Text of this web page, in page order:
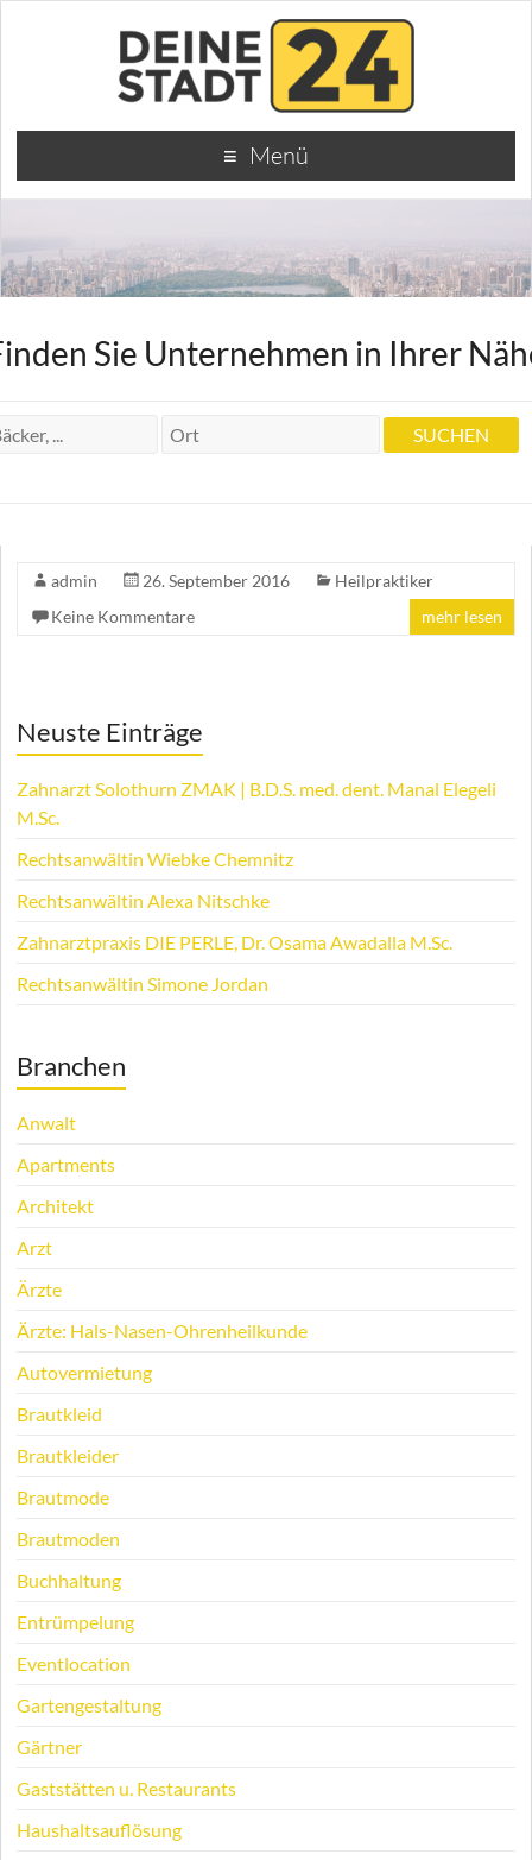
Menü
Sie Unternehmen in Ihrer
admin 26. September 2016
Heilpraktiker
Keine Kommentare
mehr lesen
Neuste Einträge
Zahnarzt Solothurn ZMAK | B.D.S. med. dent. Manal Elegeli
M.Sc.
Rechtsanwältin Wiebke Chemnitz
Rechtsanwältin Alexa Nitschke
Zahnarztpraxis DIE PERLE, Dr. Osama Awadalla M.Sc.
Rechtsanwältin Simone Jordan
Branchen
Anwalt
Apartments
Architekt
Arzt
Ärzte
Ärzte: Hals-Nasen-Ohrenheilkunde
Autovermietung
Brautkleid
Brautkleider
Brautmode
Brautmoden
Buchhaltung
Entrümpelung
Eventlocation
Gartengestaltung
Gärtner
Gaststätten u. Restaurants
Haushaltsauflösung